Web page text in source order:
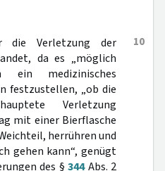
10
die Verletzung der
da es „möglich
ein medizinisches
festzustellen, „ob die
Verletzung
mit einer Bierflasche
herrühren und
gehen kann“, genügt
des §344Abs. 2